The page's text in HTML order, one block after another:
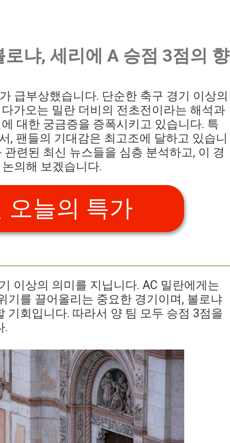
냐, 세리에 A 승점 3점의 향
급부상했습니다. 단순한 축구 경기 이상의
가오는 밀란 더비의 전초전이라는 해석과
대한 궁금증을 증폭시키고 있습니다. 특
, 팬들의 기대감은 최고조에 달하고 있습니
련된 최신 뉴스들을 심층 분석하고, 이 경
의해 보겠습니다.
오늘의 특가
이상의 의미를 지닙니다. AC 밀란에게는
기를 끌어올리는 중요한 경기이며, 볼로냐
회입니다. 따라서 양 팀 모두 승점 3점을
.